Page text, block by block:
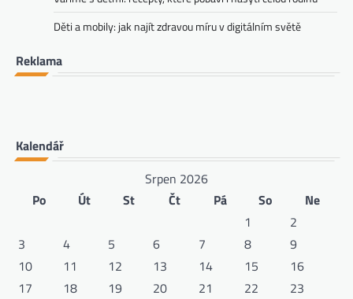
Děti a mobily: jak najít zdravou míru v digitálním světě
Reklama
Kalendář
Srpen 2026
Po
Út St Čt Pá So
Ne
1
2
3
4 5 6 7 8
9
10
11 12 13 14 15
16
17
18 19 20 21 22
23